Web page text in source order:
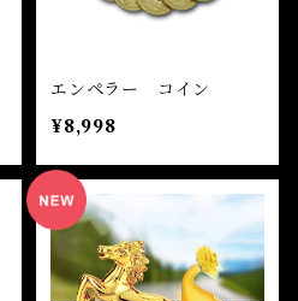
エンペラー コイン
¥8,998